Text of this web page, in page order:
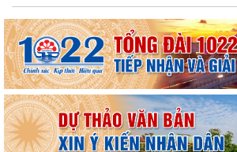
Xã Trường Tân triển khai chiến dịch làm sạch
sức khỏe điện tử trên VNeID
Kỷ niệm 96 năm Ngày truyền thống
(01/8/1930 - 01/8/2026) Tiếp nối truyền...
PHÁT HUY VAI TRÒ NHÂN DÂN TRONG
THƯỢNG TÔN PHÁP LUẬT.